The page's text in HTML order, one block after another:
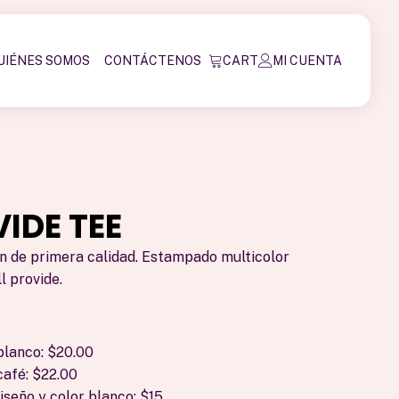
SOMOS CONTÁCTENOS CART MI CUENTA
TEE
de primera calidad. Estampado multicolor
provide.
$20.00
$22.00